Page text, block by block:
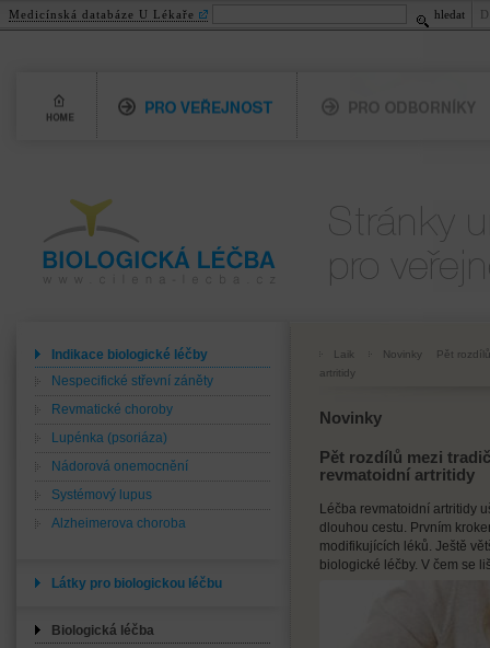
Biologická léčba Pro veřejnost
Indikace biologické léčby
Nespecifické střevní záněty
Revmatické choroby
Lupénka (psoriáza)
Nádorová onemocnění
Systémový lupus
Alzheimerova choroba
Látky pro biologickou léčbu
Biologická léčba
Laik Novinky
Pět
artritidy
Novinky
Pět rozdílů mezi
revmatoidní artritidy
Léčba revmatoidní artritidy
dlouhou cestu. Prvním
modifikujících léků. Ještě
biologické léčby. V čem se
Medicínská databáze U Lékaře hledat